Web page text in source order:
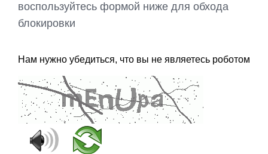
воспользуйтесь формой ниже для обхода
блокировки
Нам нужно убедиться, что вы не являетесь роботом